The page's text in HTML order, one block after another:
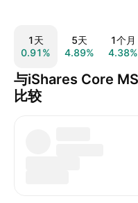
1天
0.91%
5天
4.89%
1个月
4.38%
与iShares Core
比较